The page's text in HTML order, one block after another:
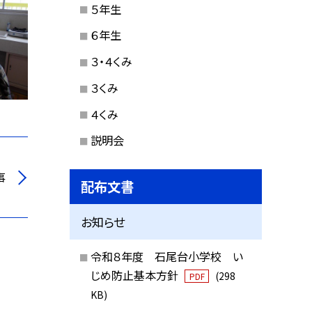
５年生
６年生
３・４くみ
３くみ
４くみ
説明会
配布文書
お知らせ
令和８年度 石尾台小学校 い
じめ防止基本方針
PDF
(298
KB)